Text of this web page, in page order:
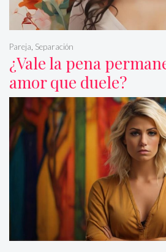
¿Vale la pena
amor que duele?
Pareja, Separación